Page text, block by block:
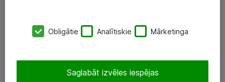
SIA „ATEA”
eShop@atea.lv
Obligātie Analītiskie Mārketinga
Saglabāt izvēles iespējas